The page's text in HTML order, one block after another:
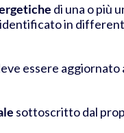
di una o più
in
essere
sottoscritto dal